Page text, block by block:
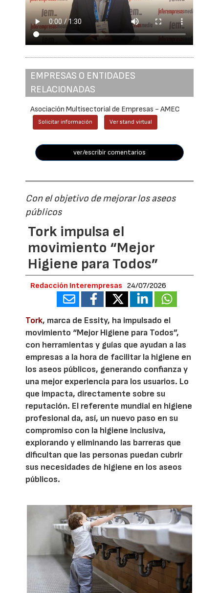
EMPRESAS O ENTIDADES
RELACIONADAS
Asociación Multisectorial de Empresas - AMEC
Solicitar información Ver stand virtual
ver/escribir comentarios
Con el objetivo de mejorar los aseos
públicos
Tork impulsa el
movimiento “Mejor
Higiene para Todos”
Redacción Interempresas 24/07/2026
Tork, marca de Essity, ha impulsado el
movimiento “Mejor Higiene para Todos”,
con herramientas y guías que ayudan a las
empresas a la hora de facilitar la higiene en
los aseos públicos, generando confianza y
una mejor experiencia para los usuarios. Lo
que impacta, directamente sobre su
reputación. El referente mundial en higiene
profesional da, así, un nuevo paso en su
compromiso con la higiene inclusiva,
explorando y eliminando las barreras que
dificultan que las personas puedan cubrir
sus necesidades de higiene en los aseos
públicos.